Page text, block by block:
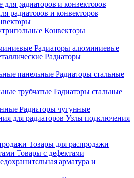
радиаторов и конвекторов
Конвекторы
Радиаторы алюминиевые
Радиаторы
Радиаторы стальные
Радиаторы стальные
Радиаторы чугунные
Узлы подключения
Товары для распродажи
Товары с дефектами
арматура и